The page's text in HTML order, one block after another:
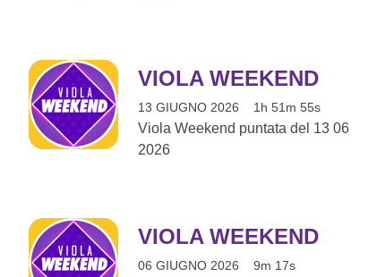
VIOLA WEEKEND
13 GIUGNO 2026 1h 51m 55s
Viola Weekend puntata del 13 06
2026
VIOLA WEEKEND
06 GIUGNO 2026 9m 17s